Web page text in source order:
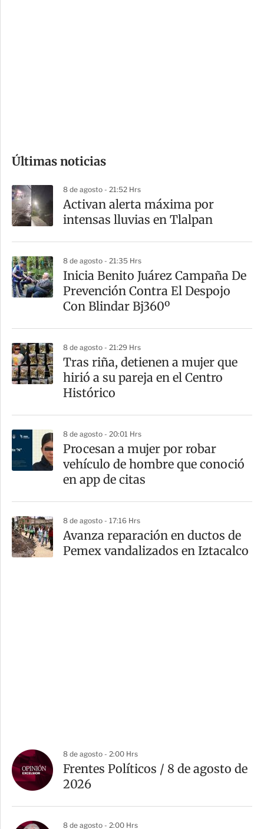
m
a
r
t
r
Últimas noticias
8 de agosto - 21:52 Hrs
Activan alerta máxima por
intensas lluvias en Tlalpan
8 de agosto - 21:35 Hrs
Inicia Benito Juárez Campaña De
Prevención Contra El Despojo
Con Blindar Bj360º
8 de agosto - 21:29 Hrs
Tras riña, detienen a mujer que
hirió a su pareja en el Centro
Histórico
8 de agosto - 20:01 Hrs
Procesan a mujer por robar
vehículo de hombre que conoció
en app de citas
8 de agosto - 17:16 Hrs
Avanza reparación en ductos de
Pemex vandalizados en Iztacalco
8 de agosto - 2:00 Hrs
Frentes Políticos / 8 de agosto de
2026
8 de agosto - 2:00 Hrs